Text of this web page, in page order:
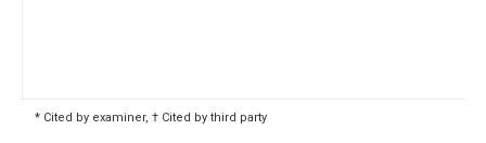
* Cited by examiner, † Cited by third party